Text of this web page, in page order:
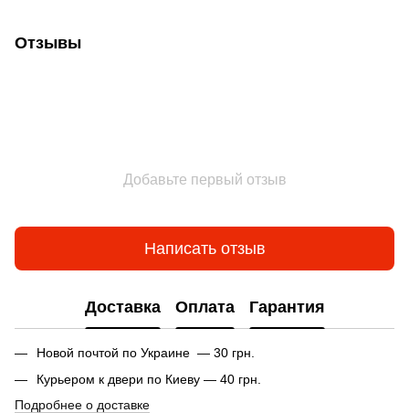
Отзывы
Добавьте первый отзыв
Написать отзыв
Доставка Оплата Гарантия
Новой почтой по Украине — 30 грн.
Курьером к двери по Киеву — 40 грн.
Подробнее о доставке